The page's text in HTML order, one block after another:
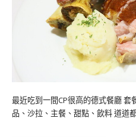
最近吃到一間CP很高的德式餐廳
品、沙拉、主餐、甜點、飲料 道道